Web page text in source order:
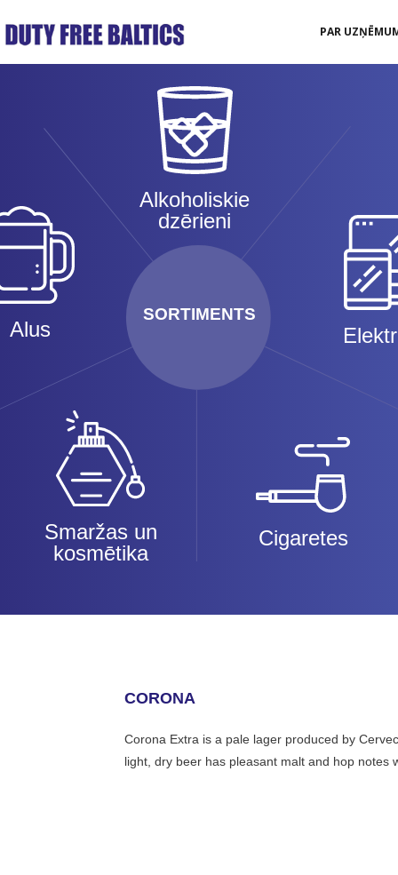
PAR
SORTIMENTS
Alkoholiskie
dzērieni
Alus
Smaržas un
kosmētika
Cigaretes
CORONA
Corona Extra is a pale lager produced by
light, dry beer has pleasant malt and hop notes